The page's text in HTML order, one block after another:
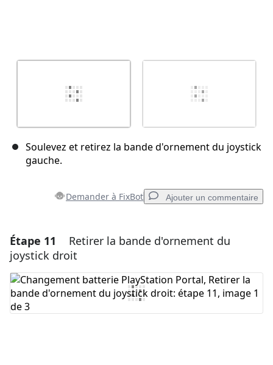
Soulevez et retirez la bande d'ornement du joystick
gauche.
Demander à FixBot Ajouter un commentaire
Ajouter un commentaire
Ajouter un commentaire
Étape 11
Retirer la bande d'ornement du
joystick droit